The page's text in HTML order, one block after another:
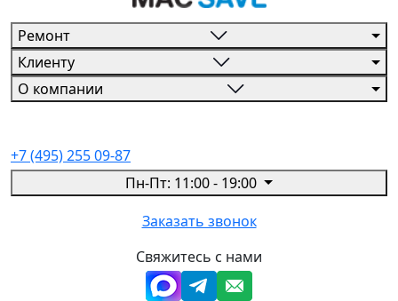
Ремонт
Клиенту
О компании
+7 (495) 255 09-87
Пн-Пт: 11:00 - 19:00
Заказать звонок
Свяжитесь с нами